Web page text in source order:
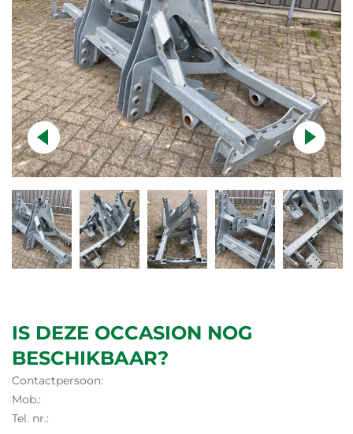
IS DEZE OCCASION NOG
BESCHIKBAAR?
Contactpersoon:
Mob.:
Tel. nr.: